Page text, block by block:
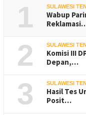
1 SULAWESI
Wabup
2 SULAWESI
Komisi III
Depan,…
3 SULAWESI
Hasil Tes
Posit…